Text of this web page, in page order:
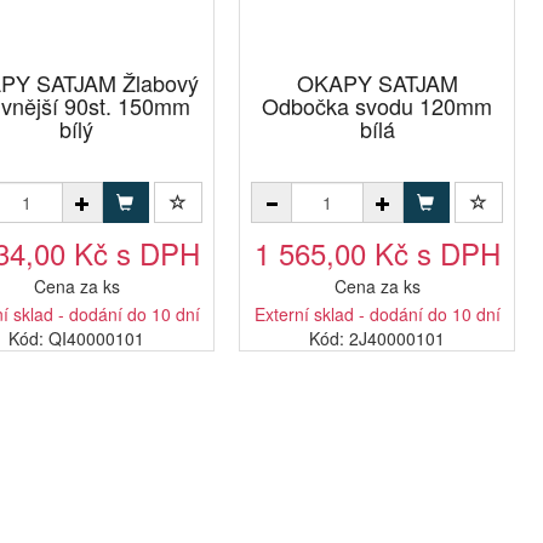
SATJAM Žlabový
90st. 150mm
bílý
Kč s DPH
Cena za ks
sklad - dodání do 10 dní
Kód: QI40000101
OKAPY SATJAM
Odbočka svodu 120mm
bílá
1 565,00 Kč s DPH
Cena za ks
Externí sklad - dodání do 10 dní
Kód: 2J40000101